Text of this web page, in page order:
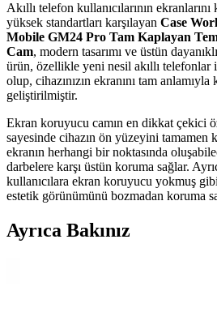
Akıllı telefon kullanıcılarının
yüksek standartları karşılayan Case
Mobile GM24 Pro Tam Kaplayan
Cam, modern tasarımı ve üstün
ürün, özellikle yeni nesil akıllı telefonlar
olup, cihazınızın ekranını tam
geliştirilmiştir.
Ekran koruyucu camın en dikkat çekici
sayesinde cihazın ön yüzeyini tamamen
ekranın herhangi bir noktasında
darbelere karşı üstün koruma sağlar.
kullanıcılara ekran koruyucu yokmuş
estetik görünümünü bozmadan koruma
Ayrıca Bakınız